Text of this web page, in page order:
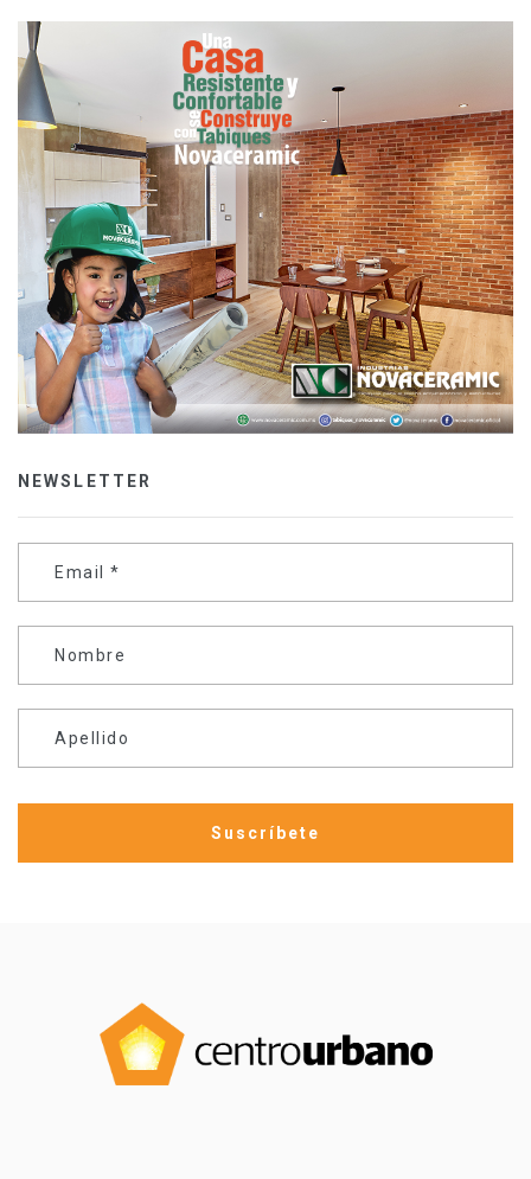
NEWSLETTER
Email *
Nombre
Apellido